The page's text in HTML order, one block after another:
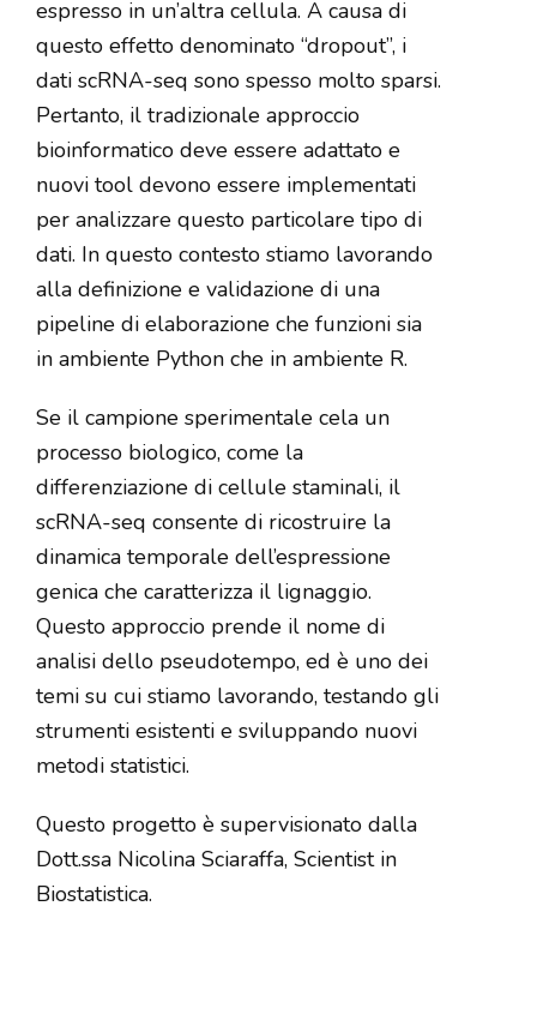
espresso in un’altra cellula. A causa di
questo effetto denominato “dropout”, i
dati scRNA-seq sono spesso molto sparsi.
Pertanto, il tradizionale approccio
bioinformatico deve essere adattato e
nuovi tool devono essere implementati
per analizzare questo particolare tipo di
dati. In questo contesto stiamo lavorando
alla definizione e validazione di una
pipeline di elaborazione che funzioni sia
in ambiente Python che in ambiente R.
Se il campione sperimentale cela un
processo biologico, come la
differenziazione di cellule staminali, il
scRNA-seq consente di ricostruire la
dinamica temporale dell’espressione
genica che caratterizza il lignaggio.
Questo approccio prende il nome di
analisi dello pseudotempo, ed è uno dei
temi su cui stiamo lavorando, testando gli
strumenti esistenti e sviluppando nuovi
metodi statistici.
Questo progetto è supervisionato dalla
Dott.ssa Nicolina Sciaraffa, Scientist in
Biostatistica.